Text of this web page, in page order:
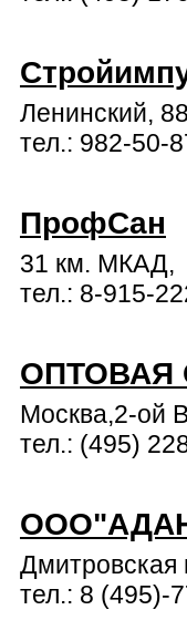
Ленинский,
тел.: 982-50-
ПрофCан
31 км. МКАД,
тел.: 8-915-
ОПТОВАЯ
Москва,2-ой
тел.: (495)
тел.: 8 (495)-